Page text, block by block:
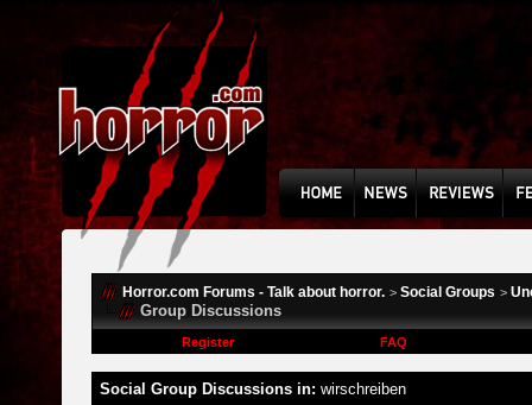
Horror.com Forums - Talk about horror. > Social Groups >
Group Discussions
Register FAQ
Social Group Discussions in: wirschreiben